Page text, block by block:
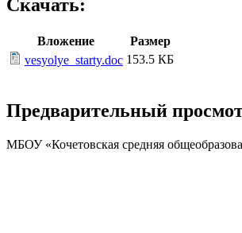
Скачать:
Вложение
Размер
vesyolye_starty.doc 153.5 КБ
Предварительный
МБОУ «Кочетовская средняя